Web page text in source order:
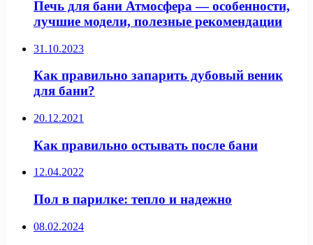
Печь для бани Атмосфера — особенности,
лучшие модели, полезные рекомендации
31.10.2023
Как правильно запарить дубовый веник
для бани?
20.12.2021
Как правильно остывать после бани
12.04.2022
Пол в парилке: тепло и надежно
08.02.2024